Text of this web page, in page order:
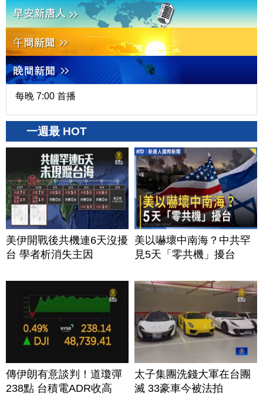
每晚 7:00 首播
一週最 HOT
美伊開戰後共機連6天沒擾
台 學者析消失主因
美以嚇壞中南海？中共罕
見5天「零共機」擾台
傳伊朗有意談判！道瓊彈
238點 台積電ADR收高
太子集團洗錢大軍在台團
滅 33豪車今被法拍